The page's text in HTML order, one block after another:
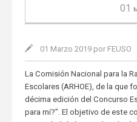
01
01 Marzo 2019 por FEUSO
La Comisión Nacional para la
Escolares (ARHOE), de la que
décima edición del Concurso
para mí?”. El objetivo de este